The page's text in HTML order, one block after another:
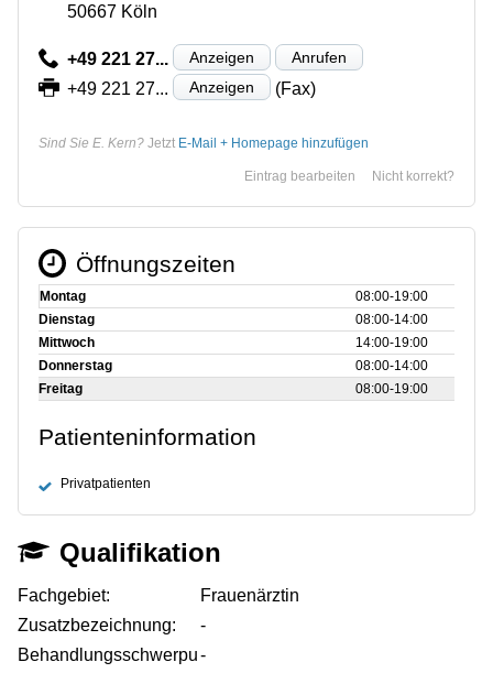
50667 Köln
+49 221 27... Anzeigen Anrufen
+49 221 27... Anzeigen (Fax)
Sind Sie E. Kern? Jetzt E-Mail + Homepage hinzufügen
Nicht korrekt?
Eintrag bearbeiten
Öffnungszeiten
Montag
08:00‑19:00
Dienstag
08:00‑14:00
Mittwoch
14:00‑19:00
Donnerstag
08:00‑14:00
Freitag
08:00‑19:00
Patienteninformation
Privatpatienten
Qualifikation
Fachgebiet:
Frauenärztin
Zusatzbezeichnung:
-
Behandlungsschwerpu-